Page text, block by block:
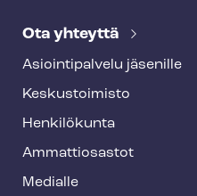
Ota yhteyttä
Asioin­ti­pal­ve­lu jäsenille
Keskustoimisto
Henkilökunta
Ammattiosastot
Medialle